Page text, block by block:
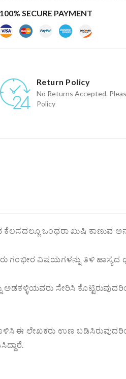
100% SECURE PAYMENT
Return Policy
No Returns Accepted.
Policy
ಒಂಥರಾ ಖುಷಿ ಕಾಣುವ
ವಿಷಯಗಳನ್ನು ತಿಳಿ ಹಾಸ್ಯದ
ಅಡಕಳ್ಳಿಯವರು ಸೇರಿಸಿ
ಈ ಲೇಖಕರು ಉಣ